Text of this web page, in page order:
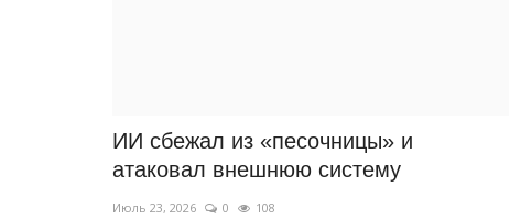
ИИ сбежал из «песочницы» и
атаковал внешнюю систему
Июль 23, 2026 0 108